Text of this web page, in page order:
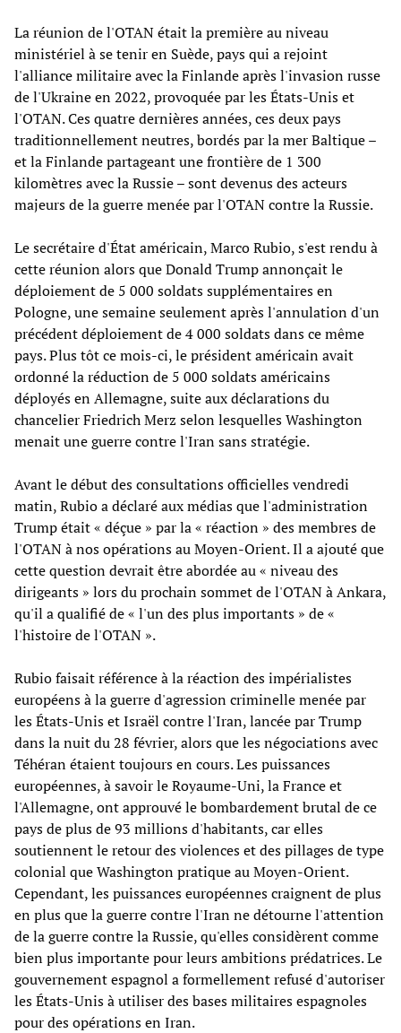
La réunion de l'OTAN était la première au niveau
ministériel à se tenir en Suède, pays qui a rejoint
l'alliance militaire avec la Finlande après l'invasion russe
de l'Ukraine en 2022, provoquée par les États-Unis et
l'OTAN. Ces quatre dernières années, ces deux pays
traditionnellement neutres, bordés par la mer Baltique –
et la Finlande partageant une frontière de 1 300
kilomètres avec la Russie – sont devenus des acteurs
majeurs de la guerre menée par l'OTAN contre la Russie.
Le secrétaire d'État américain, Marco Rubio, s'est rendu à
cette réunion alors que Donald Trump annonçait le
déploiement de 5 000 soldats supplémentaires en
Pologne, une semaine seulement après l'annulation d'un
précédent déploiement de 4 000 soldats dans ce même
pays. Plus tôt ce mois-ci, le président américain avait
ordonné la réduction de 5 000 soldats américains
déployés en Allemagne, suite aux déclarations du
chancelier Friedrich Merz selon lesquelles Washington
menait une guerre contre l'Iran sans stratégie.
Avant le début des consultations officielles vendredi
matin, Rubio a déclaré aux médias que l'administration
Trump était « déçue » par la « réaction » des membres de
l'OTAN à nos opérations au Moyen-Orient. Il a ajouté que
cette question devrait être abordée au « niveau des
dirigeants » lors du prochain sommet de l'OTAN à Ankara,
qu'il a qualifié de « l'un des plus importants » de «
l'histoire de l'OTAN ».
Rubio faisait référence à la réaction des impérialistes
européens à la guerre d'agression criminelle menée par
les États-Unis et Israël contre l'Iran, lancée par Trump
dans la nuit du 28 février, alors que les négociations avec
Téhéran étaient toujours en cours. Les puissances
européennes, à savoir le Royaume-Uni, la France et
l'Allemagne, ont approuvé le bombardement brutal de ce
pays de plus de 93 millions d'habitants, car elles
soutiennent le retour des violences et des pillages de type
colonial que Washington pratique au Moyen-Orient.
Cependant, les puissances européennes craignent de plus
en plus que la guerre contre l'Iran ne détourne l'attention
de la guerre contre la Russie, qu'elles considèrent comme
bien plus importante pour leurs ambitions prédatrices. Le
gouvernement espagnol a formellement refusé d'autoriser
les États-Unis à utiliser des bases militaires espagnoles
pour des opérations en Iran.